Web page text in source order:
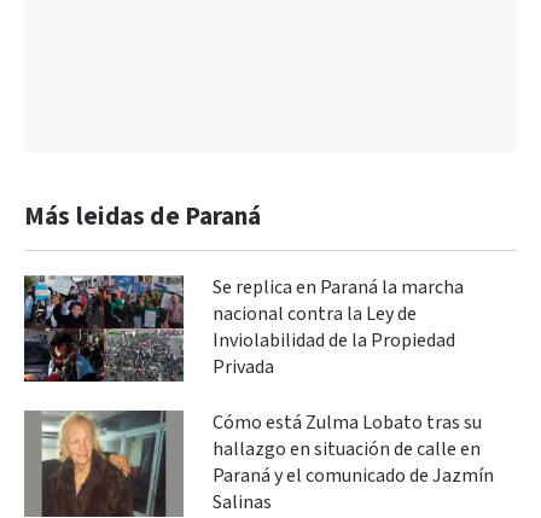
Más leidas de Paraná
Se replica en Paraná la marcha
nacional contra la Ley de
Inviolabilidad de la Propiedad
Privada
Cómo está Zulma Lobato tras su
hallazgo en situación de calle en
Paraná y el comunicado de Jazmín
Salinas